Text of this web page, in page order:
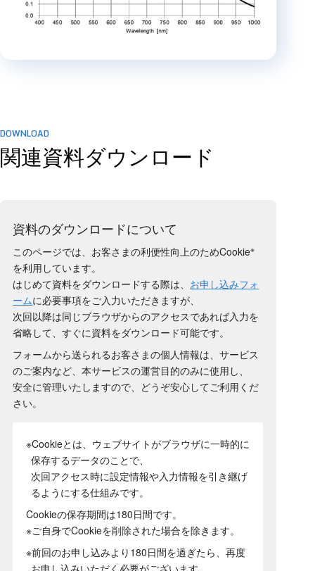
DOWNLOAD
関連資料ダウンロード
資料のダウンロードについて
このページでは、お客さまの利便性向上のためCookie※
を利用しています。
はじめて資料をダウンロードする際は、 お申し込みフォ
ームに必要事項をご入力いただきますが、
次回以降は同じブラウザからのアクセスであれば入力を
省略して、すぐに資料をダウンロード可能です。
フォームから送られるお客さまの個人情報は、サービス
のご案内など、本サービスの運営目的のみに使用し、
安全に管理いたしますので、どうぞ安心してご利用くだ
さい。
※Cookieとは、ウェブサイトがブラウザに一時的に
保存するデータのことで、
次回アクセス時に設定情報や入力情報を引き継げ
るようにする仕組みです。
Cookieの保存期間は180日間です。
※ご自身でCookieを削除された場合を除きます。
※前回のお申し込みより180日間を過ぎたら、再度
お申し込みいただく必要がございます。